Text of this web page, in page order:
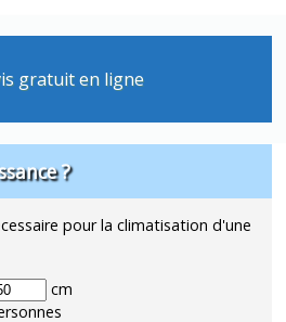
gratuit en ligne
?
pour la climatisation d'une
cm